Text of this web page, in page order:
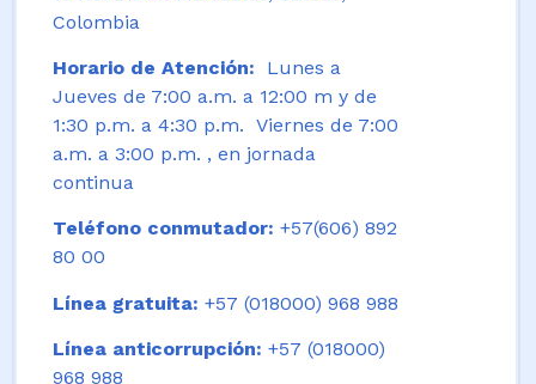
Colombia
Horario de Atención:
Lunes a
Jueves de 7:00 a.m. a 12:00 m y de
1:30 p.m. a 4:30 p.m. Viernes de 7:00
a.m. a 3:00 p.m. , en jornada
continua
Teléfono conmutador: +57(606) 892
80 00
Línea gratuita: +57 (018000) 968 988
Línea anticorrupción: +57 (018000)
968 988